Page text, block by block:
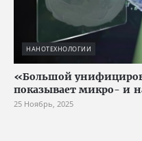
НАНОТЕХНОЛОГИИ
«Большой
показывает микро- и
25 Ноябрь, 2025